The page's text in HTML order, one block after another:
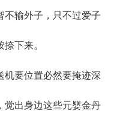
不输外子，只不过爱子
下来。
要位置必然要掩迹深
觉出身边这些元婴金丹